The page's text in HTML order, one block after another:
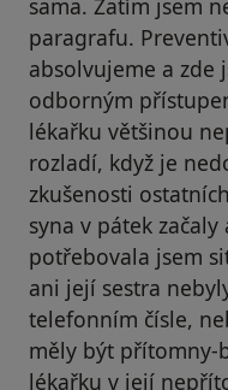
sama. Zatím jsem
paragrafu.
absolvujeme a zde
odborným
lékařku většinou
rozladí, když je
zkušenosti
syna v pátek
potřebovala jsem
ani její sestra
telefonním čísle,
měly být přítomny-
lékařku v její